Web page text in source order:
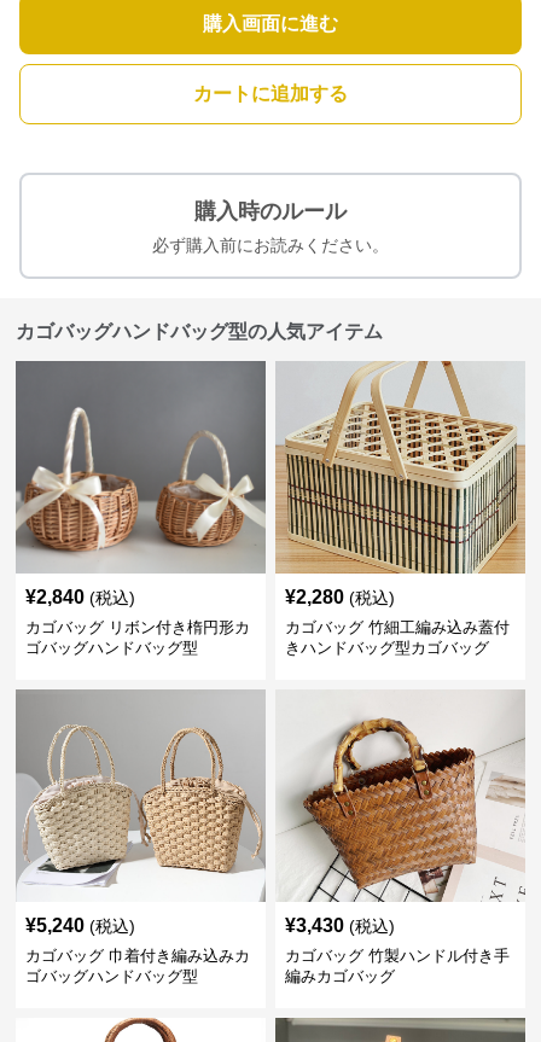
購入画面に進む
カートに追加する
購入時のルール
必ず購入前にお読みください。
カゴバッグハンドバッグ型の人気アイテム
¥2,840 (税込)
カゴバッグ リボン付き楕円形カ
ゴバッグハンドバッグ型
¥2,280 (税込)
カゴバッグ 竹細工編み込み蓋付
きハンドバッグ型カゴバッグ
¥5,240 (税込)
カゴバッグ 巾着付き編み込みカ
ゴバッグハンドバッグ型
¥3,430 (税込)
カゴバッグ 竹製ハンドル付き手
編みカゴバッグ